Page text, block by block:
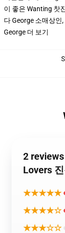
이 좋은 Wanting 찻
다 George 소매상인
George 더 보기
2
Lovers
★★★★★
★★★★☆
★★★☆☆